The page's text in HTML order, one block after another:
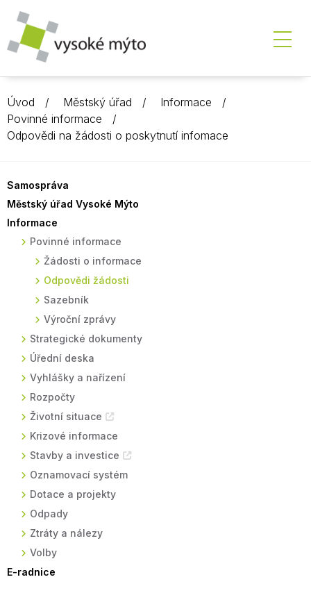
Úvod Městský úřad
Informace
Povinné informace
Odpovědi na žádosti o poskytnutí infomace
Samospráva
Městský úřad Vysoké Mýto
Informace
Povinné informace
Žádosti o informace
Odpovědi žádosti
Sazebník
Výroční zprávy
Strategické dokumenty
Úřední deska
Vyhlášky a nařízení
Rozpočty
Životní situace
Krizové informace
Stavby a investice
Oznamovací systém
Dotace a projekty
Odpady
Ztráty a nálezy
Volby
E-radnice